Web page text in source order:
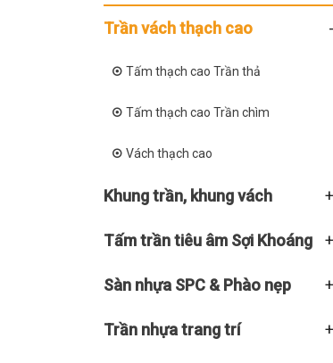
Trần vách thạch cao
Tấm thạch cao Trần thả
Tấm thạch cao Trần chìm
Vách thạch cao
Khung trần, khung vách
Tấm trần tiêu âm Sợi Khoáng
Sàn nhựa SPC & Phào nẹp
Trần nhựa trang trí